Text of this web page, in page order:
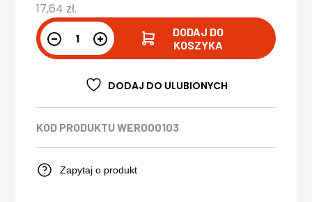
17,64 zł.
DODAJ DO
KOSZYKA
DODAJ DO ULUBIONYCH
KOD PRODUKTUWER000103
Zapytaj o produkt